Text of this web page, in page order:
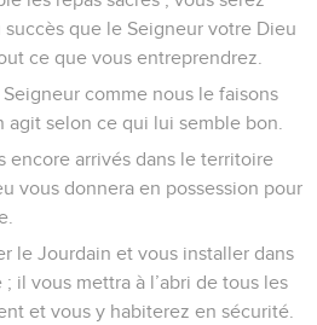
que le Seigneur votre Dieu
ce que vous entreprendrez.
comme nous le faisons
agit selon ce qui lui semble bon.
encore arrivés dans le territoire
vous donnera en possession pour
le Jourdain et vous installer dans
il vous mettra à l’abri de tous les
et vous y habiterez en sécurité.